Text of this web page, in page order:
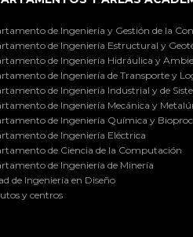
de Ingeniería y Gestión de la
de Ingeniería Estructural y
de Ingeniería Hidráulica y
de Ingeniería de Transporte y
de Ingeniería Industrial y de
de Ingeniería Mecánica y
de Ingeniería Química y
de Ingeniería Eléctrica
de Ciencia de la Computación
de Ingeniería de Minería
de Ingeniería en Diseño
y centros